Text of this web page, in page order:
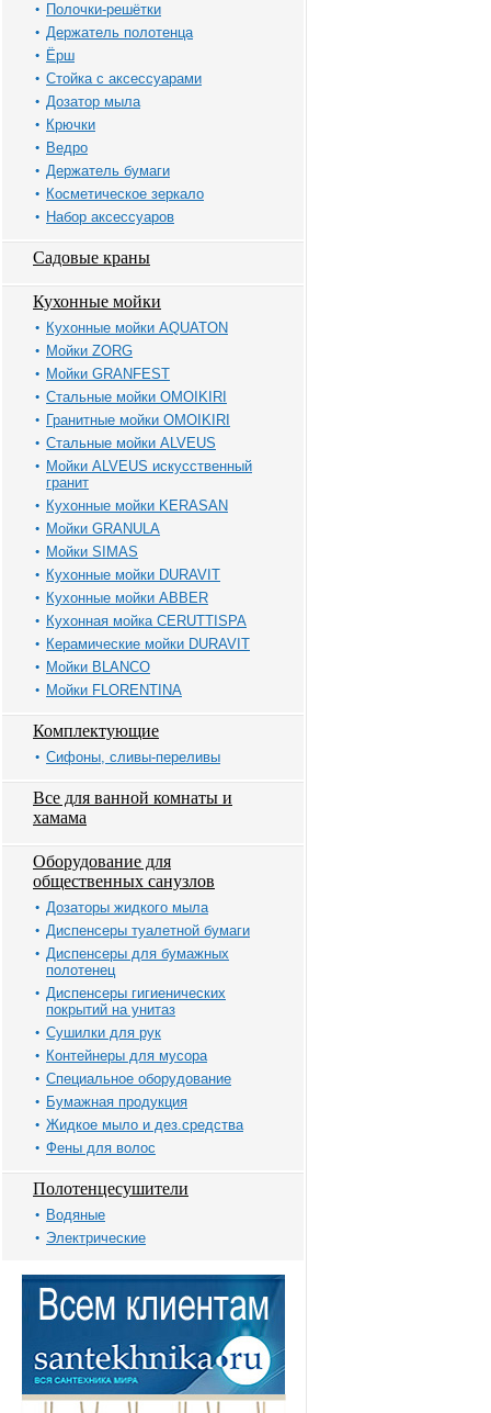
Полочки-решётки
Держатель полотенца
Ёрш
Стойка с аксессуарами
Дозатор мыла
Крючки
Ведро
Держатель бумаги
Косметическое зеркало
Набор аксессуаров
Садовые краны
Кухонные мойки
Кухонные мойки AQUATON
Мойки ZORG
Мойки GRANFEST
Стальные мойки OMOIKIRI
Гранитные мойки OMOIKIRI
Стальные мойки ALVEUS
Мойки ALVEUS искусственный
гранит
Кухонные мойки KERASAN
Мойки GRANULA
Мойки SIMAS
Кухонные мойки DURAVIT
Кухонные мойки ABBER
Кухонная мойка CERUTTISPA
Керамические мойки DURAVIT
Мойки BLANCO
Мойки FLORENTINA
Комплектующие
Сифоны, сливы-переливы
Все для ванной комнаты и
хамама
Оборудование для
общественных санузлов
Дозаторы жидкого мыла
Диспенсеры туалетной бумаги
Диспенсеры для бумажных
полотенец
Диспенсеры гигиенических
покрытий на унитаз
Сушилки для рук
Контейнеры для мусора
Специальное оборудование
Бумажная продукция
Жидкое мыло и дез.средства
Фены для волос
Полотенцесушители
Водяные
Электрические